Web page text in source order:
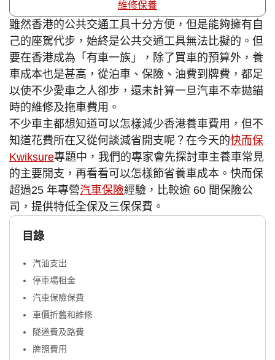
維修保養
雖然香港的公共交通工具十分方便，但是能夠擁有自
己的座駕代步，始終是公共交通工具無法比擬的。但
要在香港成為「有車一族」，除了買車的預算外，養
車成本也是甚高，從泊車、保險、油費到牌費，都足
以使不少愛車之人卻步，還未計算一旦汽車不幸拋錨
時的維修及拖車費用。
不少車主都想知道可以怎樣減少香港養車費用，但不
知道花費所在又從何談減省開支呢？在今天的快而保
Kwiksure專題中，我們的專家會先探討車主養車常見
的主要開支，再看看可以怎樣節省養車成本。快而保
超過25 年專營汽車保險經驗，比較逾 60 間保險公
司，提供特低全保及三保保費。
目錄
汽油支出
停車場租金
汽車保險保費
車價折舊和維修
隧道費及路費
牌照費用